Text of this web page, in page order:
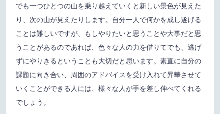
でも一つひとつの山を乗り越えていくと新しい景色が見えた
り、次の山が見えたりします。自分一人で何かを成し遂げる
ことは難しいですが、もしやりたいと思うことや大事だと思
うことがあるのであれば、色々な人の力を借りてでも、逃げ
ずにやりきるということも大切だと思います。素直に自分の
課題に向き合い、周囲のアドバイスを受け入れて昇華させて
いくことができる人には、様々な人が手を差し伸べてくれる
でしょう。